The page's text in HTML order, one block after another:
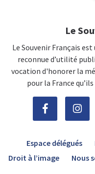
Le
Le Souvenir Français
reconnue d’utilité
vocation d'honorer la
pour la France
Espace délégués
Droit à l’image
Nous